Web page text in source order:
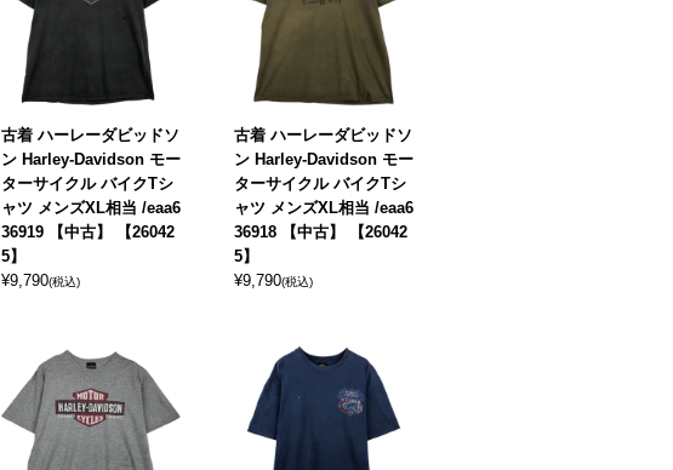
古着 ハーレーダビッドソ
ン Harley-Davidson モー
ターサイクル バイクTシ
ャツ メンズXL相当 /eaa6
36919 【中古】 【26042
5】
¥9,790(税込)
古着 ハーレーダビッドソ
ン Harley-Davidson モー
ターサイクル バイクTシ
ャツ メンズXL相当 /eaa6
36918 【中古】 【26042
5】
¥9,790(税込)